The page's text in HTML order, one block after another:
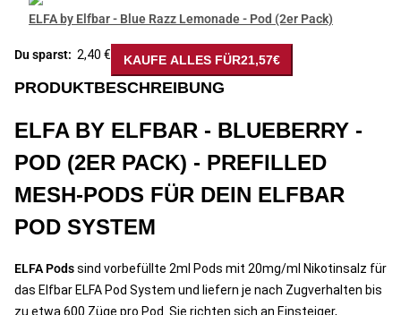
ELFA by Elfbar - Blue Razz Lemonade - Pod (2er Pack)
Du sparst: 2,40 € KAUFE ALLES FÜR21,57€
PRODUKTBESCHREIBUNG
ELFA BY ELFBAR - BLUEBERRY -
POD (2ER PACK) - PREFILLED
MESH-PODS FÜR DEIN ELFBAR
POD SYSTEM
ELFA Podssind vorbefüllte 2ml Pods mit 20mg/ml Nikotinsalz für
das Elfbar ELFA Pod System und liefern je nach Zugverhalten bis
zu etwa 600 Züge pro Pod. Sie richten sich an Einsteiger,